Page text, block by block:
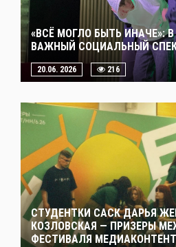
«ВСЁ МОГЛО БЫТЬ ИНАЧЕ»:
ВАЖНЫЙ СОЦИАЛЬНЫЙ
20.06. 2026 216
СТУДЕНТКИ САСК ДАРЬЯ
КОЗЛОВСКАЯ — ПРИЗЕРЫ
ФЕСТИВАЛЯ